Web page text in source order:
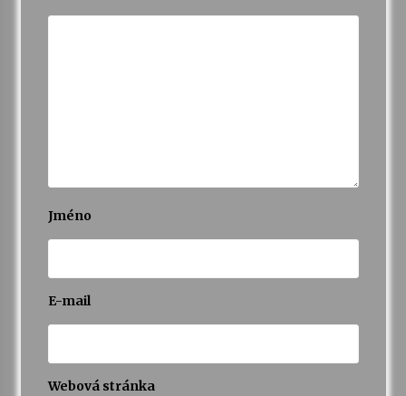
Jméno
E-mail
Webová stránka